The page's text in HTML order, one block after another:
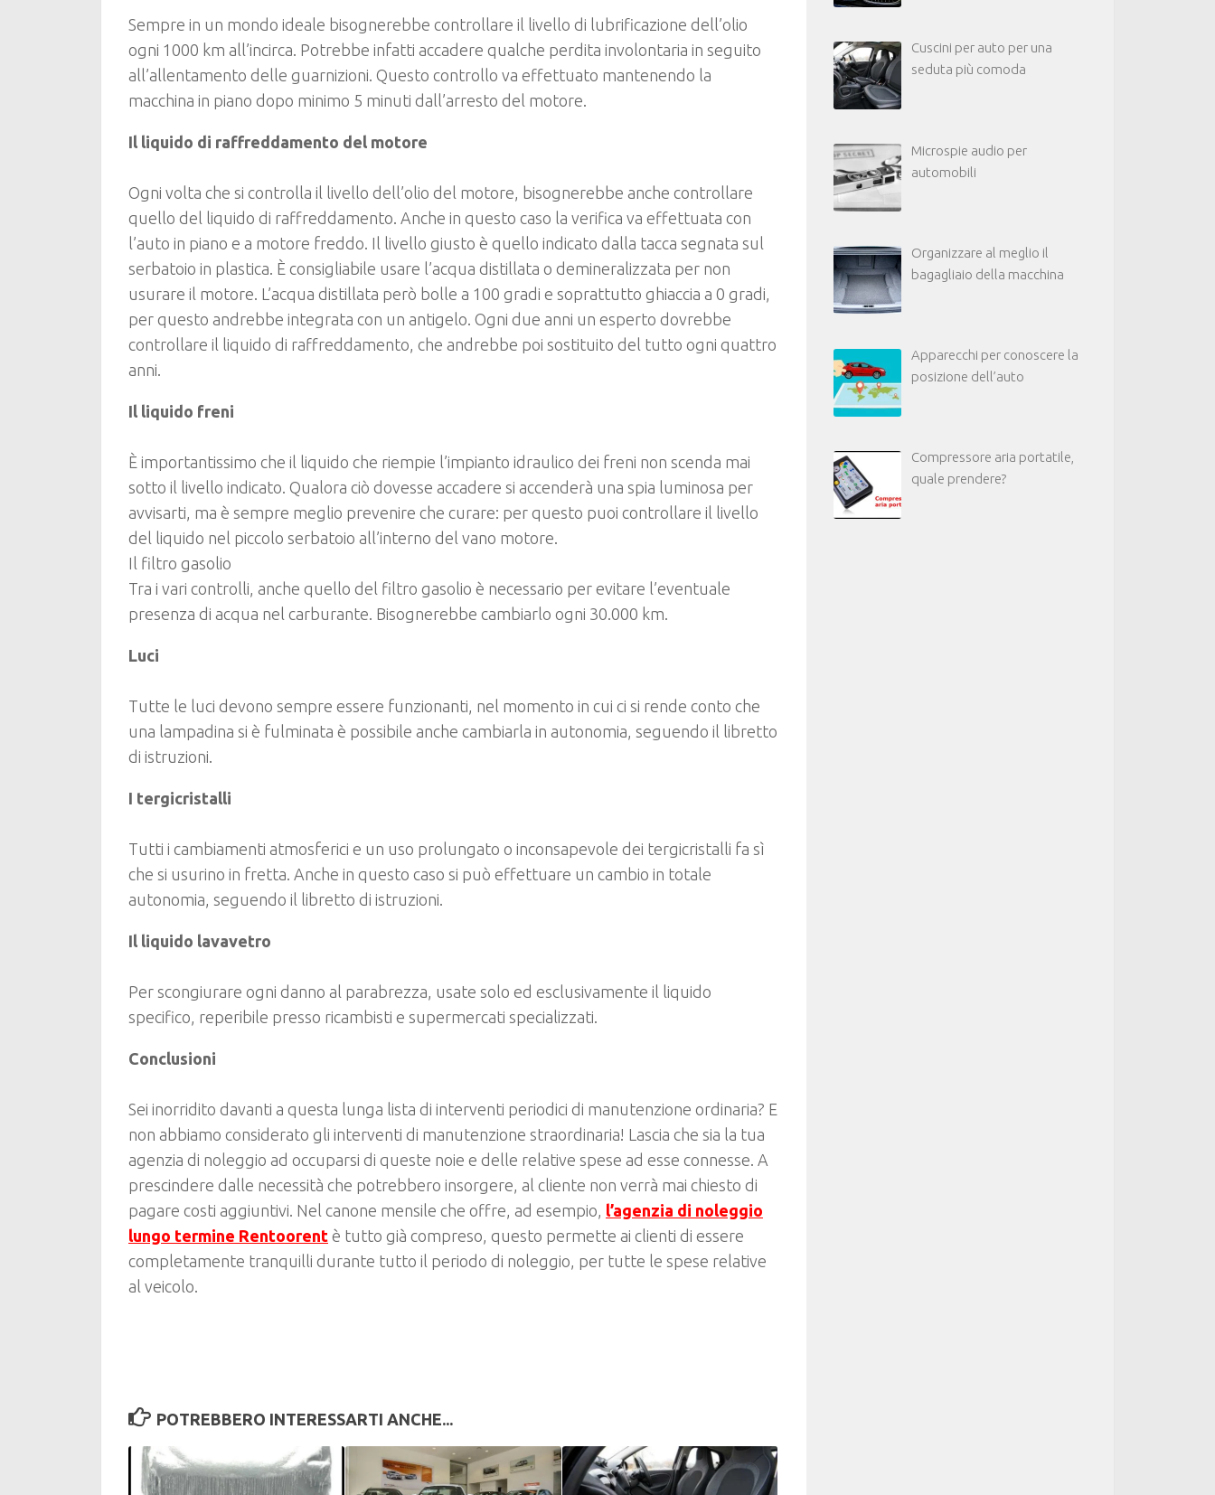
Sempre in un mondo ideale bisognerebbe controllare il livello di lubrificazione dell’olio
ogni 1000 km all’incirca. Potrebbe infatti accadere qualche perdita involontaria in seguito
all’allentamento delle guarnizioni. Questo controllo va effettuato mantenendo la
macchina in piano dopo minimo 5 minuti dall’arresto del motore.
Il liquido di raffreddamento del motore
Ogni volta che si controlla il livello dell’olio del motore, bisognerebbe anche controllare
quello del liquido di raffreddamento. Anche in questo caso la verifica va effettuata con
l’auto in piano e a motore freddo. Il livello giusto è quello indicato dalla tacca segnata sul
serbatoio in plastica. È consigliabile usare l’acqua distillata o demineralizzata per non
usurare il motore. L’acqua distillata però bolle a 100 gradi e soprattutto ghiaccia a 0 gradi,
per questo andrebbe integrata con un antigelo. Ogni due anni un esperto dovrebbe
controllare il liquido di raffreddamento, che andrebbe poi sostituito del tutto ogni quattro
anni.
Il liquido freni
È importantissimo che il liquido che riempie l’impianto idraulico dei freni non scenda mai
sotto il livello indicato. Qualora ciò dovesse accadere si accenderà una spia luminosa per
avvisarti, ma è sempre meglio prevenire che curare: per questo puoi controllare il livello
del liquido nel piccolo serbatoio all’interno del vano motore.
Il filtro gasolio
Tra i vari controlli, anche quello del filtro gasolio è necessario per evitare l’eventuale
presenza di acqua nel carburante. Bisognerebbe cambiarlo ogni 30.000 km.
Luci
Tutte le luci devono sempre essere funzionanti, nel momento in cui ci si rende conto che
una lampadina si è fulminata è possibile anche cambiarla in autonomia, seguendo il libretto
di istruzioni.
I tergicristalli
Tutti i cambiamenti atmosferici e un uso prolungato o inconsapevole dei tergicristalli fa sì
che si usurino in fretta. Anche in questo caso si può effettuare un cambio in totale
autonomia, seguendo il libretto di istruzioni.
Il liquido lavavetro
Per scongiurare ogni danno al parabrezza, usate solo ed esclusivamente il liquido
specifico, reperibile presso ricambisti e supermercati specializzati.
Conclusioni
Sei inorridito davanti a questa lunga lista di interventi periodici di manutenzione ordinaria? E
non abbiamo considerato gli interventi di manutenzione straordinaria! Lascia che sia la tua
agenzia di noleggio ad occuparsi di queste noie e delle relative spese ad esse connesse. A
prescindere dalle necessità che potrebbero insorgere, al cliente non verrà mai chiesto di
pagare costi aggiuntivi. Nel canone mensile che offre, ad esempio, l’agenzia di noleggio
lungo termine Rentoorent è tutto già compreso, questo permette ai clienti di essere
completamente tranquilli durante tutto il periodo di noleggio, per tutte le spese relative
al veicolo.
POTREBBERO INTERESSARTI ANCHE...
Cuscini per auto per una
seduta più comoda
Microspie audio per
automobili
Organizzare al meglio il
bagagliaio della macchina
Apparecchi per conoscere la
posizione dell’auto
Compressore aria portatile,
quale prendere?